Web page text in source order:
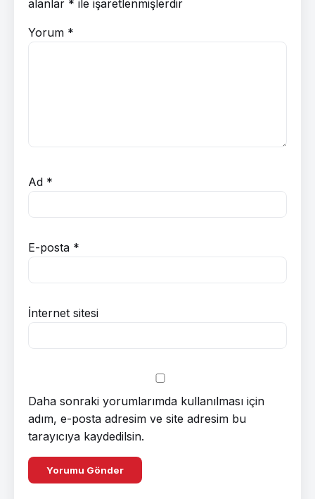
alanlar * ile işaretlenmişlerdir
Yorum *
Ad *
E-posta *
İnternet sitesi
Daha sonraki yorumlarımda kullanılması için
adım, e-posta adresim ve site adresim bu
tarayıcıya kaydedilsin.